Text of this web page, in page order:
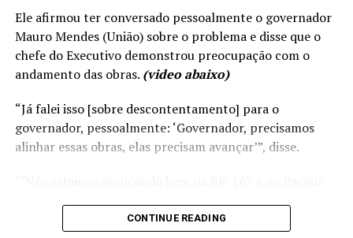
Ele afirmou ter conversado pessoalmente o governador
Mauro Mendes (União) sobre o problema e disse que o
chefe do Executivo demonstrou preocupação com o
andamento das obras. (video abaixo)
“Já falei isso [sobre descontentamento] para o
governador, pessoalmente: ‘Governador, precisamos
alinhar essas obras, elas precisam avançar’”, disse.
concluir o BRT e o Portão do Inferno em Chapada dos
CONTINUE READING